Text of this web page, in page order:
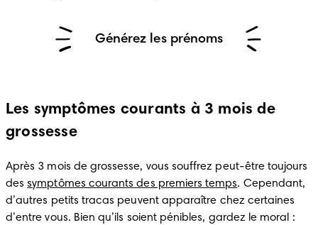
Générez les prénoms
Les symptômes courants à 3 mois de
grossesse
Après 3 mois de grossesse, vous souffrez peut-être toujours
des symptômes courants des premiers temps. Cependant,
d’autres petits tracas peuvent apparaître chez certaines
d’entre vous. Bien qu’ils soient pénibles, gardez le moral :